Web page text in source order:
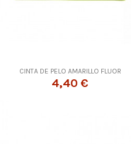
CINTA DE PELO AMARILLO FLUOR
4,40 €